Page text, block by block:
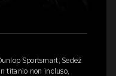
Sportsmart, Sedež
titanio non incluso,